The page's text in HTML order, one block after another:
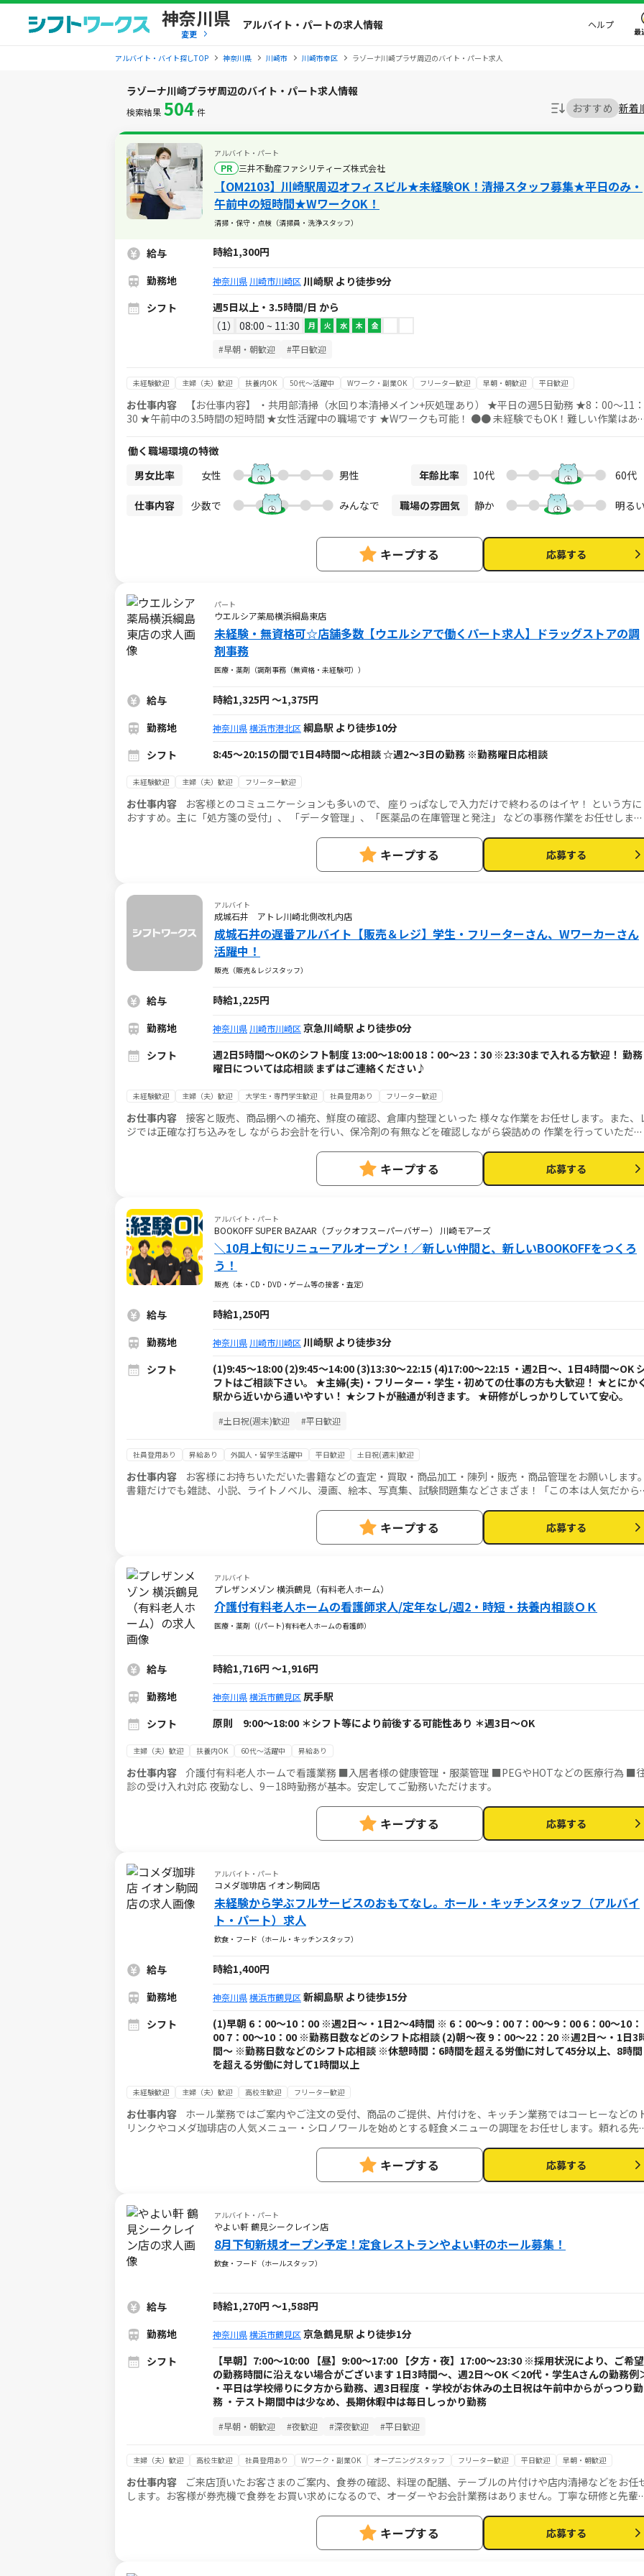
神奈川県
変更
アルバイト・パートの求人情報 ヘルプ
最
アルバイト・バイト探しTOP 神奈川県 川崎市 川崎市幸区 ラゾーナ川崎プラザ周辺のバイト・パート求人
ラゾーナ川崎プラザ周辺のバイト・パート求人情報
検索結果 504 件 おすすめ 新着
アルバイト・パート
PR 三井不動産ファシリティーズ株式会社
【OM2103】川崎駅周辺オフィスビル★未経験OK！清掃スタッフ募集★平日のみ・
午前中の短時間★WワークOK！
清掃・保守・点検（清掃員・洗浄スタッフ）
給与
時給1,300円
勤務地
神奈川県 川崎市川崎区 川崎駅 より徒歩9分
シフト
週5日以上・3.5時間/日 から
1
08:00 ~ 11:30 月 火 水 木 金
#早朝・朝歓迎 #平日歓迎
未経験歓迎 主婦（夫）歓迎 扶養内OK 50代～活躍中 Wワーク・副業OK フリーター歓迎 早朝・朝歓迎 平日歓迎
お仕事内容
【お仕事内容】 ・共用部清掃（水回り本清掃メイン+灰処理あり） ★平日の週5日勤務 ★8：00～11：
30 ★午前中の3.5時間の短時間 ★女性活躍中の職場です ★Wワークも可能！ ●● 未経験でもOK！難しい作業はあり
ートします◎ 主婦(夫)や20代から中高年、シニアなど幅広い年齢層の方が活躍中 まずはお気軽にご応募ください！
●● 制服・作業靴貸与です ●● 制服は会社負担でクリーニングを行います ご自宅での洗濯は不要ですので、手間
く働けます！ ＜勤務地＞ 川崎市川崎区東田町のきれいなオフィスビル 川崎駅徒歩9分です・京急川崎駅徒歩6分です
★個人ロッカー、休憩室、喫煙所あり ★近所にコンビニ・スーパーあり
働く職場環境の特徴
男女比率
女性 男性 年齢比率 10代 60代
仕事内容 少数で みんなで 職場の雰囲気 静か 明る
キープする 応募する
パート
ウエルシア薬局横浜綱島東店
未経験・無資格可☆店舗多数【ウエルシアで働くパート求人】ドラッグストアの調
剤事務
医療・薬剤（調剤事務（無資格・未経験可））
給与 時給1,325円 ～1,375円
勤務地
神奈川県横浜市港北区 綱島駅 より徒歩10分
シフト
8:45～20:15の間で1日4時間～応相談 ☆週2～3日の勤務 ※勤務曜日応相談
未経験歓迎 主婦（夫）歓迎 フリーター歓迎
お仕事内容 お客様とのコミュニケーションも多いので、 座りっぱなしで入力だけで終わるのはイヤ！ という方に
おすすめ。主に「処方箋の受付」、 「データ管理」、「医薬品の在庫管理と発注」 などの事務作業をお任せしま
キープする 応募する
アルバイト
成城石井 アトレ川崎北側改札内店
成城石井の遅番アルバイト【販売＆レジ】学生・フリーターさん、Wワーカーさん
活躍中！
販売（販売＆レジスタッフ）
給与
時給1,225円
勤務地
神奈川県 川崎市川崎区 京急川崎駅 より徒歩0分
シフト
週2日5時間～OKのシフト制度 13:00～18:00 18：00～23：30 ※23:30まで入れる方歓迎！ 勤務
曜日については応相談 まずはご連絡ください♪
未経験歓迎 主婦（夫）歓迎 大学生・専門学生歓迎 社員登用あり フリーター歓迎
お仕事内容 接客と販売、商品棚への補充、鮮度の確認、倉庫内整理といった 様々な作業をお任せします。また、
ジでは正確な打ち込みをし ながらお会計を行い、保冷剤の有無などを確認しながら袋詰めの 作業を行っていただき
キープする 応募する
アルバイト・パート
BOOKOFF SUPER BAZAAR（ブックオフスーパーバザー） 川崎モアーズ
＼10月上旬にリニューアルオープン！／新しい仲間と、新しいBOOKOFFをつくろ
う！
販売（本・CD・DVD・ゲーム等の接客・査定）
給与
時給1,250円
勤務地
神奈川県 川崎市川崎区 川崎駅 より徒歩3分
シフト
(1)9:45～18:00 (2)9:45～14:00 (3)13:30～22:15 (4)17:00～22:15 ・週2日～、1日4時間～OK
フトはご相談下さい。 ★主婦(夫)・フリーター・学生・初めての仕事の方も大歓迎！ ★とにか
駅から近いから通いやすい！ ★シフトが融通が利きます。 ★研修がしっかりしていて安心。
#土日祝(週末)歓迎 #平日歓迎
社員登用あり 昇給あり 外国人・留学生活躍中 平日歓迎 土日祝(週末)歓迎
お仕事内容 お客様にお持ちいただいた書籍などの査定・買取・商品加工・陳列・販売・商品管理をお願いします
書籍だけでも雑誌、小説、ライトノベル、漫画、絵本、写真集、試験問題集などさまざま！「この本は人気だから
キープする 応募する
アルバイト
プレザンメゾン 横浜鶴見（有料老人ホーム）
介護付有料老人ホームの看護師求人/定年なし/週2・時短・扶養内相談ＯＫ
医療・薬剤（(パート)有料老人ホームの看護師）
給与 時給1,716円 ～1,916円
勤務地
神奈川県横浜市鶴見区 尻手駅
シフト
原則 9:00～18:00 ＊シフト等により前後する可能性あり ＊週3日～OK
主婦（夫）歓迎 扶養内OK 60代～活躍中 昇給あり
お仕事内容 介護付有料老人ホームで看護業務 ■入居者様の健康管理・服薬管理 ■PEGやHOTなどの医療行為 ■
診の受け入れ対応 夜勤なし、9－18時勤務が基本。安定してご勤務いただけます。
キープする 応募する
アルバイト・パート
コメダ珈琲店 イオン駒岡店
未経験から学ぶフルサービスのおもてなし。ホール・キッチンスタッフ（アルバイ
ト・パート）求人
飲食・フード（ホール・キッチンスタッフ）
給与
時給1,400円
勤務地
神奈川県横浜市鶴見区 新綱島駅 より徒歩15分
シフト
(1)早朝 6：00～10：00 ※週2日～・1日2～4時間 ※ 6：00～9：00 7：00～9：00 6：00～10：
00 7：00～10：00 ※勤務日数などのシフト応相談 (2)朝～夜 9：00～22：20 ※週2日～・1日3
間～ ※勤務日数などのシフト応相談 ※休憩時間：6時間を超える労働に対して45分以上、8時間
を超える労働に対して1時間以上
未経験歓迎 主婦（夫）歓迎 高校生歓迎 フリーター歓迎
お仕事内容 ホール業務ではご案内やご注文の受付、商品のご提供、片付けを、キッチン業務ではコーヒーなどの
リンクやコメダ珈琲店の人気メニュー・シロノワールを始めとする軽食メニューの調理をお任せします。頼れる先
キープする 応募する
アルバイト・パート
やよい軒 鶴見シークレイン店
8月下旬新規オープン予定！定食レストランやよい軒のホール募集！
飲食・フード（ホールスタッフ）
給与 時給1,270円 ～1,588円
勤務地
神奈川県横浜市鶴見区 京急鶴見駅 より徒歩1分
シフト
【早朝】7:00～10:00 【昼】9:00～17:00 【夕方・夜】17:00～23:30 ※採用状況により、ご希望
の勤務時間に沿えない場合がございます 1日3時間～、週2日～OK ＜20代・学生Aさんの勤務例
・平日は学校帰りに夕方から勤務、週3日程度 ・学校がお休みの土日祝は午前中からがっつり勤
務 ・テスト期間中は少なめ、長期休暇中は毎日しっかり勤務
#早朝・朝歓迎 #夜歓迎 #深夜歓迎 #平日歓迎
主婦（夫）歓迎 高校生歓迎 社員登用あり Wワーク・副業OK オープニングスタッフ フリーター歓迎 平日歓迎 早朝・朝歓迎
お仕事内容 ご来店頂いたお客さまのご案内、食券の確認、料理の配膳、テーブルの片付けや店内清掃などをお任
します。お客様が券売機で食券をお買い求めになるので、オーダーやお会計業務はありません。丁寧な研修と先輩
キープする 応募する